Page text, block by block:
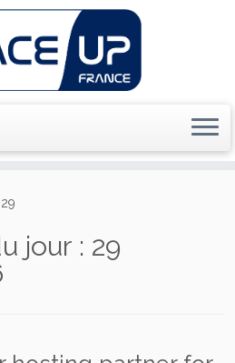
29
jour : 29